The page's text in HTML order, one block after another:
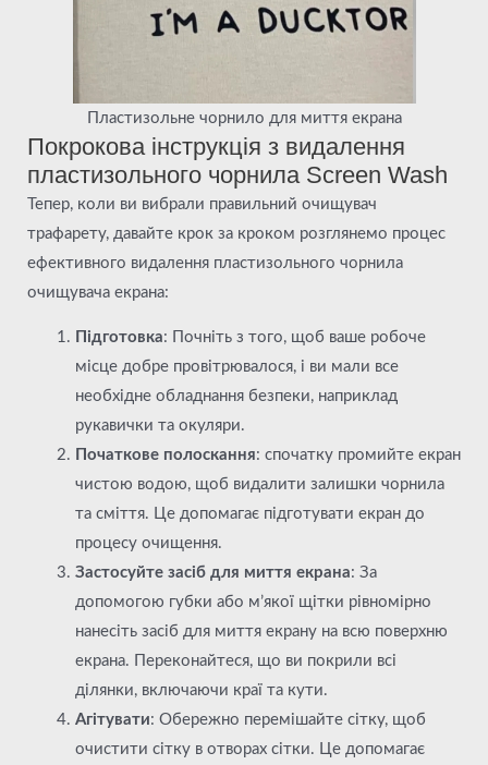
Пластизольне чорнило для миття екрана
Покрокова інструкція з видалення
пластизольного чорнила Screen Wash
Тепер, коли ви вибрали правильний очищувач
трафарету, давайте крок за кроком розглянемо процес
ефективного видалення пластизольного чорнила
очищувача екрана:
Підготовка: Почніть з того, щоб ваше робоче
місце добре провітрювалося, і ви мали все
необхідне обладнання безпеки, наприклад
рукавички та окуляри.
Початкове полоскання: спочатку промийте екран
чистою водою, щоб видалити залишки чорнила
та сміття. Це допомагає підготувати екран до
процесу очищення.
Застосуйте засіб для миття екрана: За
допомогою губки або м’якої щітки рівномірно
нанесіть засіб для миття екрану на всю поверхню
екрана. Переконайтеся, що ви покрили всі
ділянки, включаючи краї та кути.
Агітувати: Обережно перемішайте сітку, щоб
очистити сітку в отворах сітки. Це допомагає